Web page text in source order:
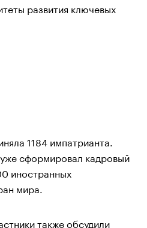
развития ключевых
1184 импатрианта.
сформировал кадровый
иностранных
мира.
также обсудили